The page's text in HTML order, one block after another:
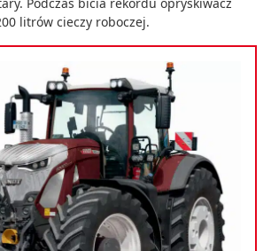
litrów cieczy roboczej.